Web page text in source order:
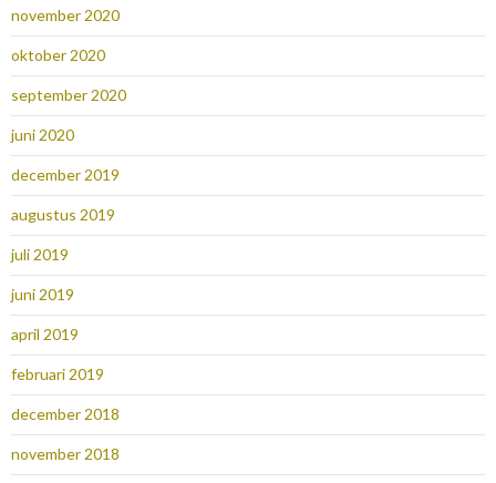
november 2020
oktober 2020
september 2020
juni 2020
december 2019
augustus 2019
juli 2019
juni 2019
april 2019
februari 2019
december 2018
november 2018